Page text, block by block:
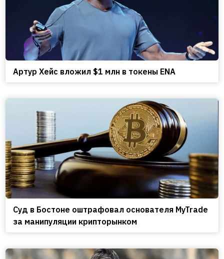
Артур Хейс вложил $1 млн в токены ENA
Cуд в Бостоне оштрафовал основателя MyTrade
за манипуляции крипторынком